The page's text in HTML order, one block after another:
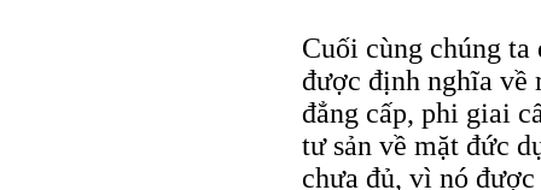
Cuối cùng chúng
được định nghĩa về
đẳng cấp, phi giai
tư sản về mặt đức
chưa đủ, vì nó